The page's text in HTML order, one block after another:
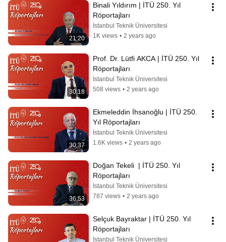
21:20
Binali Yıldırım | İTÜ 250. Yıl
Röportajları
İstanbul Teknik Üniversitesi
1K views • 2 years ago
30:18
Prof. Dr. Lütfi AKCA | İTÜ 250. Yıl
Röportajları
İstanbul Teknik Üniversitesi
508 views • 2 years ago
30:37
Ekmeleddin İhsanoğlu | İTÜ 250.
Yıl Röportajları
İstanbul Teknik Üniversitesi
1.6K views • 2 years ago
36:53
Doğan Tekeli  | İTÜ 250. Yıl
Röportajları
İstanbul Teknik Üniversitesi
787 views • 2 years ago
Selçuk Bayraktar | İTÜ 250. Yıl
Röportajları
İstanbul Teknik Üniversitesi